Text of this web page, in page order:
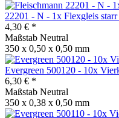
22201 - N - 1x Flexgleis
4,30 € *
Maßstab Neutral
350 x 0,50 x 0,50 mm
Evergreen 500120 - 10x
6,30 € *
Maßstab Neutral
350 x 0,38 x 0,50 mm